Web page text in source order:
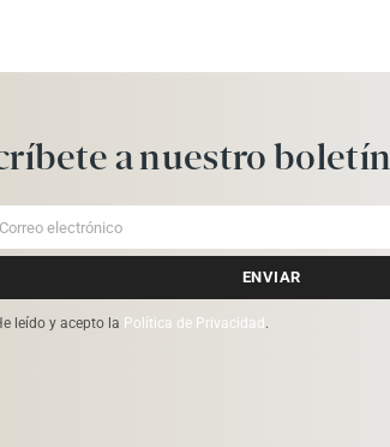
anuestroboletín
Correo electrónico
ENVIAR
leído y acepto la Política de Privacidad.